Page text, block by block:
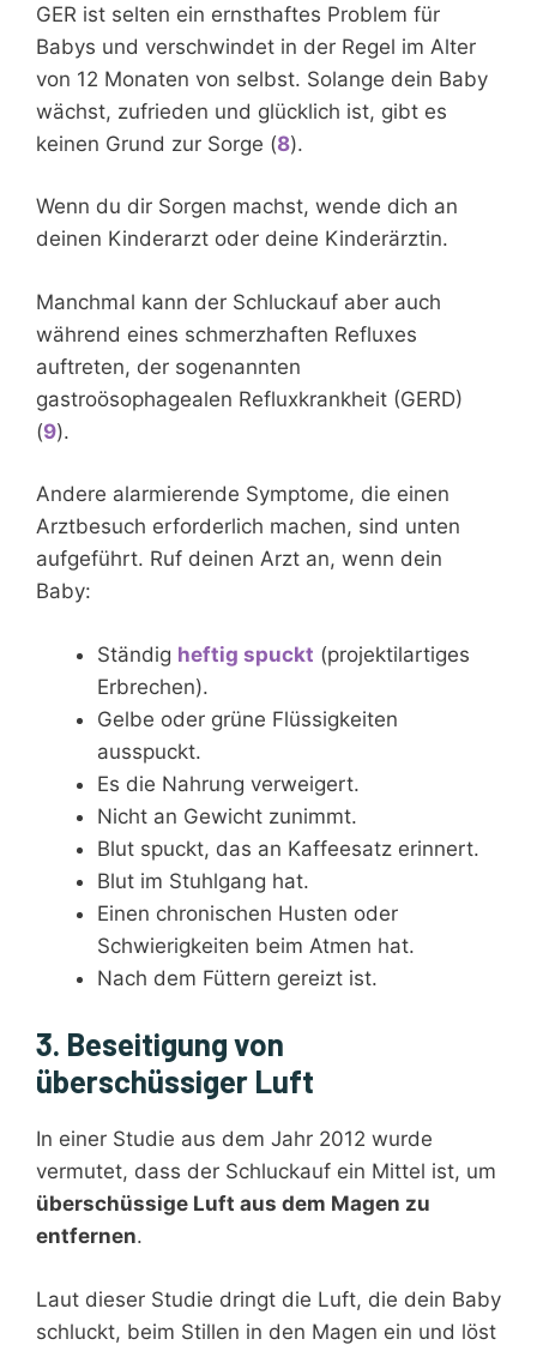
GER ist selten ein ernsthaftes Problem für
Babys und verschwindet in der Regel im Alter
von 12 Monaten von selbst. Solange dein Baby
wächst, zufrieden und glücklich ist, gibt es
keinen Grund zur Sorge (8).
Wenn du dir Sorgen machst, wende dich an
deinen Kinderarzt oder deine Kinderärztin.
Manchmal kann der Schluckauf aber auch
während eines schmerzhaften Refluxes
auftreten, der sogenannten
gastroösophagealen Refluxkrankheit (GERD)
(9).
Andere alarmierende Symptome, die einen
Arztbesuch erforderlich machen, sind unten
aufgeführt. Ruf deinen Arzt an, wenn dein
Baby:
Ständig heftig spuckt (projektilartiges
Erbrechen).
Gelbe oder grüne Flüssigkeiten
ausspuckt.
Es die Nahrung verweigert.
Nicht an Gewicht zunimmt.
Blut spuckt, das an Kaffeesatz erinnert.
Blut im Stuhlgang hat.
Einen chronischen Husten oder
Schwierigkeiten beim Atmen hat.
Nach dem Füttern gereizt ist.
3. Beseitigung von
überschüssiger Luft
In einer Studie aus dem Jahr 2012 wurde
vermutet, dass der Schluckauf ein Mittel ist, um
überschüssige Luft aus dem Magen zu
entfernen.
Laut dieser Studie dringt die Luft, die dein Baby
schluckt, beim Stillen in den Magen ein und löst